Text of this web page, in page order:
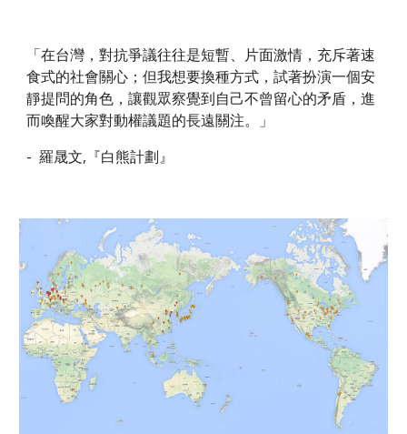
「在台灣，對抗爭議往往是短暫、片面激情，充斥著速
食式的社會關心；但我想要換種方式，試著扮演一個安
靜提問的角色，讓觀眾察覺到自己不曾留心的矛盾，進
而喚醒大家對動權議題的長遠關注。」
- 羅晟文,『白熊計劃』